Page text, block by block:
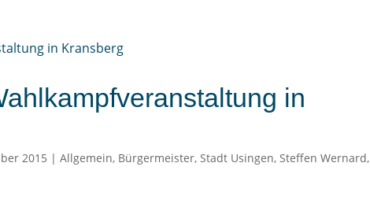
in
2015 |Allgemein, Bürgermeister,Stadt Usingen,Steffen Wernard,